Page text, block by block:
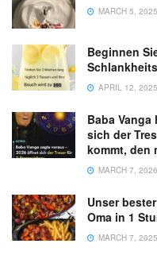
MARCH 5, 2025
Beginnen
APRIL 12, 2025
Baba
sich der
kommt, den
MARCH 7, 2026
Unser
Oma in 1
MARCH 7, 2025